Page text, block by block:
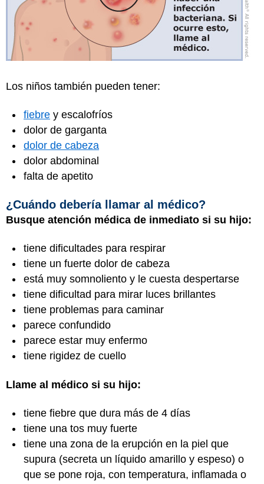
Los niños también pueden tener:
fiebre y escalofríos
dolor de garganta
dolor de cabeza
dolor abdominal
falta de apetito
¿Cuándo debería llamar al médico?
Busque atención médica de inmediato si su hijo:
tiene dificultades para respirar
tiene un fuerte dolor de cabeza
está muy somnoliento y le cuesta despertarse
tiene dificultad para mirar luces brillantes
tiene problemas para caminar
parece confundido
parece estar muy enfermo
tiene rigidez de cuello
Llame al médico si su hijo:
tiene fiebre que dura más de 4 días
tiene una tos muy fuerte
tiene una zona de la erupción en la piel que
supura (secreta un líquido amarillo y espeso) o
que se pone roja, con temperatura, inflamada o